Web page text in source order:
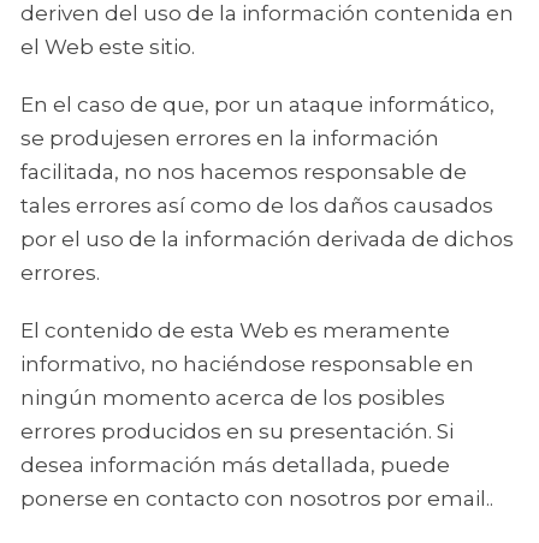
deriven del uso de la información contenida en
el Web este sitio.
En el caso de que, por un ataque informático,
se produjesen errores en la información
facilitada, no nos hacemos responsable de
tales errores así como de los daños causados
por el uso de la información derivada de dichos
errores.
El contenido de esta Web es meramente
informativo, no haciéndose responsable en
ningún momento acerca de los posibles
errores producidos en su presentación. Si
desea información más detallada, puede
ponerse en contacto con nosotros por email..